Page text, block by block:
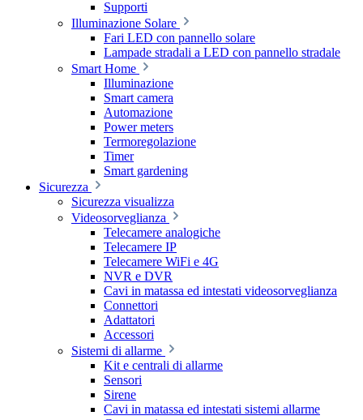
Supporti
Illuminazione Solare
Fari LED con pannello solare
Lampade stradali a LED con pannello stradale
Smart Home
Illuminazione
Smart camera
Automazione
Power meters
Termoregolazione
Timer
Smart gardening
Sicurezza
Sicurezza visualizza
Videosorveglianza
Telecamere analogiche
Telecamere IP
Telecamere WiFi e 4G
NVR e DVR
Cavi in matassa ed intestati videosorveglianza
Connettori
Adattatori
Accessori
Sistemi di allarme
Kit e centrali di allarme
Sensori
Sirene
Cavi in matassa ed intestati sistemi allarme